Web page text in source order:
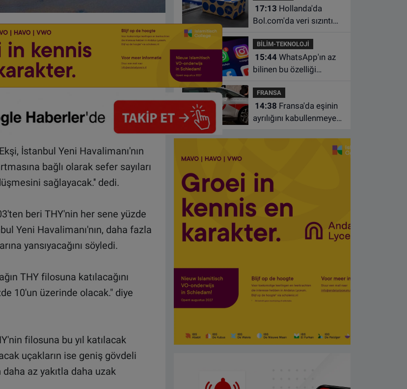
İstanbul Yeni Havalimanı'nın
bağlı olarak sefer sayıları
sağlayacak.'' dedi.
beri THY'nin her sene yüzde
Yeni Havalimanı'nın, daha fazla
yansıyacağını söyledi.
THY filosuna katılacağını
10'un üzerinde olacak." diye
filosuna bu yıl katılacak
uçakların ise geniş gövdeli
az yakıtla daha uzak
17:13
Bol.com'da veri sızıntısı:
geçirilmiş olabilir
BİLİM-TEKNOLOJİ
15:44WhatsApp'ın az
bilinen bu özelliği
hale getiriyor
FRANSA
14:38
ayrılığını kabullenmeyen